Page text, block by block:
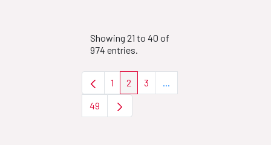
Showing 21 to 40 of
974 entries.
Page
1 Page
2 Page
3 ...Intermediate Pages Use
Page
49